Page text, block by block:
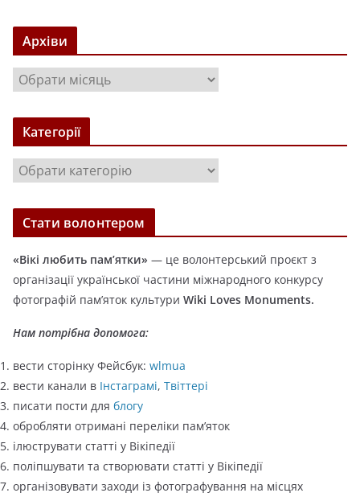
Архіви
р
х
в
Категорії
а
т
о
р
і
ї
Стати волонтером
«Вікі любить пам’ятки» — це волонтерський проєкт з
організації української частини міжнародного конкурсу
фотографій пам’яток культури Wiki Loves Monuments.
Нам потрібна допомога:
вести сторінку Фейсбук: wlmua
вести канали в Інстаграмі, Твіттері
писати пости для блогу
обробляти отримані переліки пам’яток
ілюструвати статті у Вікіпедії
поліпшувати та створювати статті у Вікіпедії
організовувати заходи із фотографування на місцях